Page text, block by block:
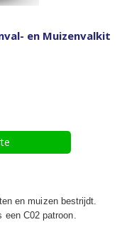
en Muizenvalkit
en muizen bestrijdt.
een C02 patroon.